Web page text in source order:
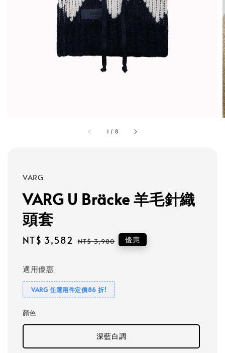
1 / 8
VARG
VARG U Bräcke 羊毛針織
頭套
Sale
NT$ 3,582 Regular
NT$ 3,980 優惠
適用優惠
VARG 任選兩件定價86 折!
顏色
深藍白調